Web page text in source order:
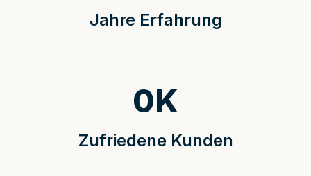
Jahre Erfahrung
Zufriedene Kunden
0K